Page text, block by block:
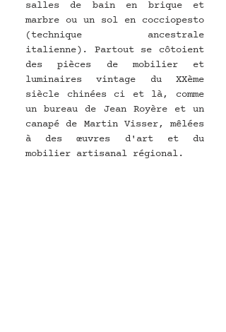
salles de bain en brique et
marbre ou un sol en cocciopesto
(technique ancestrale
italienne). Partout se côtoient
des pièces de mobilier et
luminaires vintage du XXème
siècle chinées ci et là, comme
un bureau de Jean Royère et un
canapé de Martin Visser, mêlées
à des œuvres d'art et du
mobilier artisanal régional.